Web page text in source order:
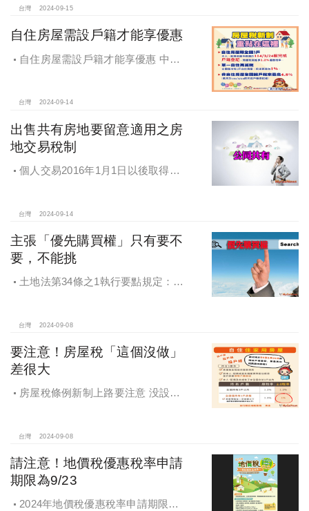
台灣 2024-09-15
自住房屋需設戶籍才能享優惠
自住房屋需設戶籍才能享優惠 中市
台灣 2024-09-14
出售共有房地要留意適用之房
地交易稅制
個人交易2016年1月1日以後取得之
台灣 2024-09-14
主張「優先購買權」只有要不
要，不能挑
土地法第34條之1執行要點規定：部
之同一條件共同或單獨優先購買。
台灣 2024-09-08
要注意！房屋稅「這個沒做」
差很大
房屋稅條例新制上路要注意 没設戶
台灣 2024-09-08
請注意！地價稅優惠稅率申請
期限為9/23
2024年地價稅優惠稅率申請期限為9